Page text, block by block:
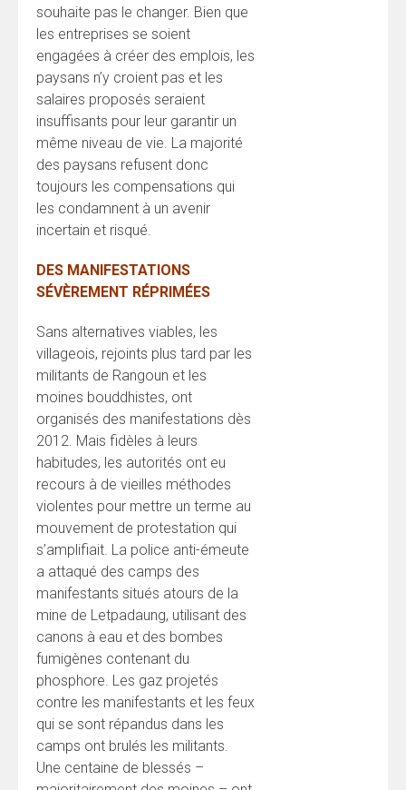
souhaite pas le changer. Bien que
les entreprises se soient
engagées à créer des emplois, les
paysans n’y croient pas et les
salaires proposés seraient
insuffisants pour leur garantir un
même niveau de vie. La majorité
des paysans refusent donc
toujours les compensations qui
les condamnent à un avenir
incertain et risqué.
DES MANIFESTATIONS
SÉVÈREMENT RÉPRIMÉES
Sans alternatives viables, les
villageois, rejoints plus tard par les
militants de Rangoun et les
moines bouddhistes, ont
organisés des manifestations dès
2012. Mais fidèles à leurs
habitudes, les autorités ont eu
recours à de vieilles méthodes
violentes pour mettre un terme au
mouvement de protestation qui
s’amplifiait. La police anti-émeute
a attaqué des camps des
manifestants situés atours de la
mine de Letpadaung, utilisant des
canons à eau et des bombes
fumigènes contenant du
phosphore. Les gaz projetés
contre les manifestants et les feux
qui se sont répandus dans les
camps ont brulés les militants.
Une centaine de blessés –